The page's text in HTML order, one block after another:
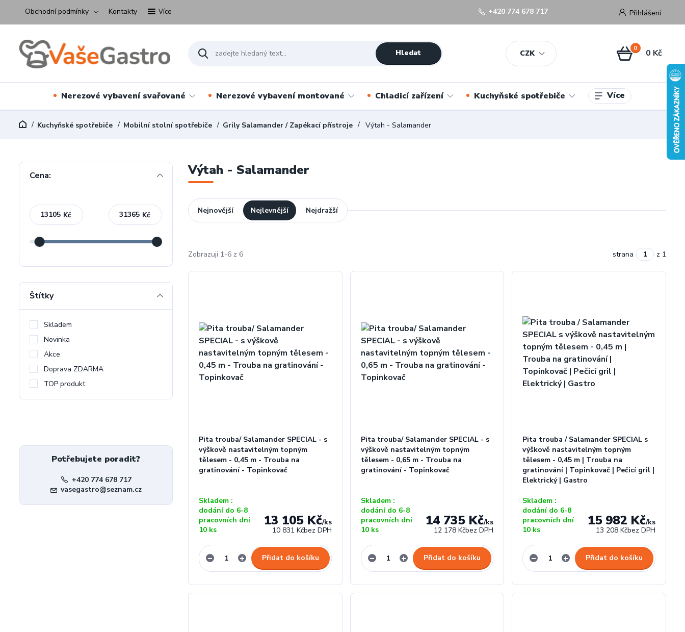
Obchodní podmínky Kontakty Více
CZK
Přihlášení
Hledat
+420 774 678 717
0 0 Kč
Nerezové vybavení svařované Nerezové vybavení montované Chladicí zařízení Kuchyňské spotřebiče Více
Kuchyňské spotřebiče Mobilní stolní spotřebiče Grily Salamander / Zapékací přístroje Výtah - Salamander
Výtah - Salamander
Nejnovější Nejlevnější Nejdražší
Zobrazuji 1-6 z 6 strana z 1
Pita trouba/ Salamander SPECIAL - s
výškově nastavitelným topným
tělesem - 0,45 m - Trouba na
gratinování - Topinkovač
13 105 Kč/ks
10 831 Kčbez DPH
Skladem :
dodání do 6-8
pracovních dní
10 ks
Přidat do košíku
Pita trouba/ Salamander SPECIAL - s
výškově nastavitelným topným
tělesem - 0,65 m - Trouba na
gratinování - Topinkovač
14 735 Kč/ks
12 178 Kčbez DPH
Skladem :
dodání do 6-8
pracovních dní
10 ks
Přidat do košíku
Pita trouba / Salamander SPECIAL s
výškově nastavitelným topným
tělesem - 0,45 m | Trouba na
gratinování | Topinkovač | Pečicí gril |
Elektrický | Gastro
15 982 Kč/ks
13 208 Kčbez DPH
Skladem :
dodání do 6-8
pracovních dní
10 ks
Přidat do košíku
Cena:
Kč Kč
Štítky
Skladem
Novinka
Akce
Doprava ZDARMA
TOP produkt
Potřebujete poradit?
+420 774 678 717
vasegastro@seznam.cz